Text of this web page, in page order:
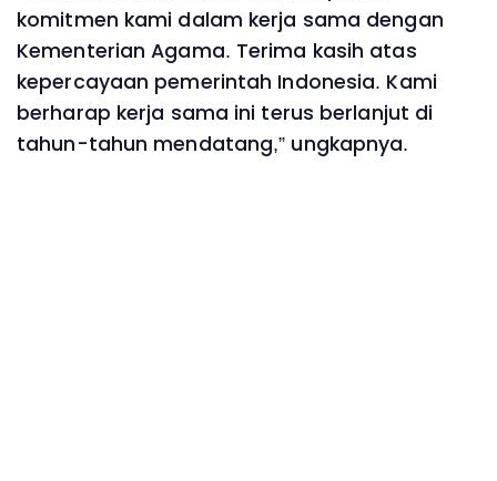
komitmen kami dalam kerja sama dengan
Kementerian Agama. Terima kasih atas
kepercayaan pemerintah Indonesia. Kami
berharap kerja sama ini terus berlanjut di
tahun-tahun mendatang,” ungkapnya.